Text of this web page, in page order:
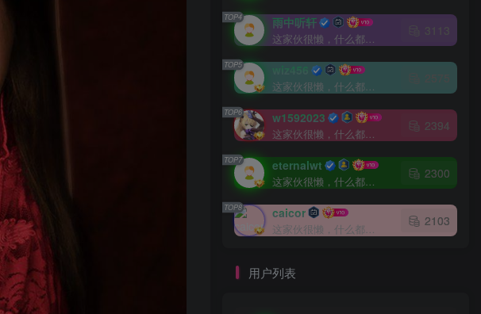
TOP4 雨中听轩
这家伙很懒，什么都没有写...
TOP5 wiz456
这家伙很懒，什么都没有写...
TOP6 w1592023
这家伙很懒，什么都没有写...
2394
TOP7 eternalwt
这家伙很懒，什么都没有写...
2300
TOP8 caicor
这家伙很懒，什么都没有写...
2103
用户列表